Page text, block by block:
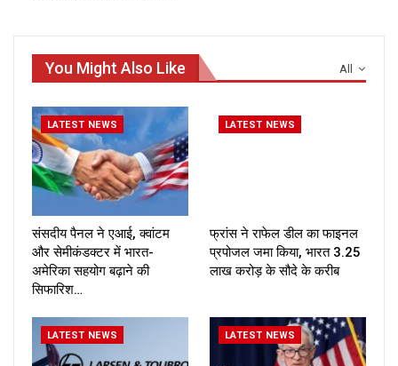
All
You Might Also Like
LATEST NEWS
संसदीय पैनल ने एआई, क्वांटम
और सेमीकंडक्टर में भारत-
अमेरिका सहयोग बढ़ाने की
सिफारिश…
LATEST NEWS
फ्रांस ने राफेल डील का फाइनल
प्रपोजल जमा किया, भारत ₹3.25
लाख करोड़ के सौदे के करीब
LATEST NEWS LATEST NEWS